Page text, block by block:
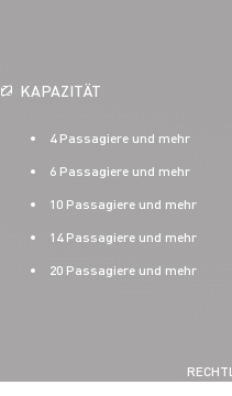
KAPAZITÄT
4 Passagiere und mehr
6 Passagiere und mehr
10 Passagiere und mehr
14 Passagiere und mehr
20 Passagiere und mehr